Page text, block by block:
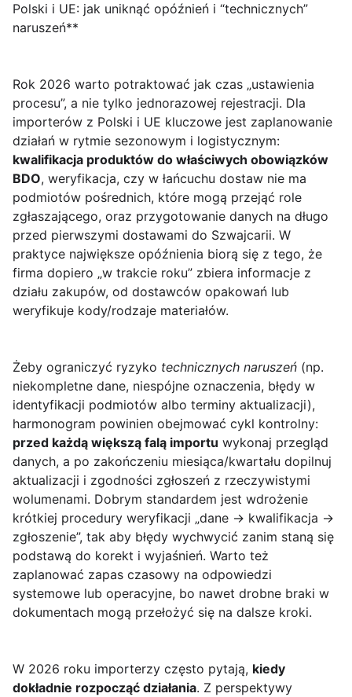
Polski i UE: jak uniknąć opóźnień i “technicznych”
naruszeń**
Rok 2026 warto potraktować jak czas „ustawienia
procesu”, a nie tylko jednorazowej rejestracji. Dla
importerów z Polski i UE kluczowe jest zaplanowanie
działań w rytmie sezonowym i logistycznym:
kwalifikacja produktów do właściwych obowiązków
BDO, weryfikacja, czy w łańcuchu dostaw nie ma
podmiotów pośrednich, które mogą przejąć role
zgłaszającego, oraz przygotowanie danych na długo
przed pierwszymi dostawami do Szwajcarii. W
praktyce największe opóźnienia biorą się z tego, że
firma dopiero „w trakcie roku” zbiera informacje z
działu zakupów, od dostawców opakowań lub
weryfikuje kody/rodzaje materiałów.
Żeby ograniczyć ryzyko technicznych naruszeń (np.
niekompletne dane, niespójne oznaczenia, błędy w
identyfikacji podmiotów albo terminy aktualizacji),
harmonogram powinien obejmować cykl kontrolny:
przed każdą większą falą importu wykonaj przegląd
danych, a po zakończeniu miesiąca/kwartału dopilnuj
aktualizacji i zgodności zgłoszeń z rzeczywistymi
wolumenami. Dobrym standardem jest wdrożenie
krótkiej procedury weryfikacji „dane → kwalifikacja →
zgłoszenie”, tak aby błędy wychwycić zanim staną się
podstawą do korekt i wyjaśnień. Warto też
zaplanować zapas czasowy na odpowiedzi
systemowe lub operacyjne, bo nawet drobne braki w
dokumentach mogą przełożyć się na dalsze kroki.
W 2026 roku importerzy często pytają, kiedy
dokładnie rozpocząć działania. Z perspektywy